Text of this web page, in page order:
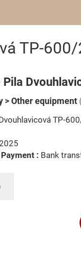
TP-
> Other equipment
TP-
: Bank